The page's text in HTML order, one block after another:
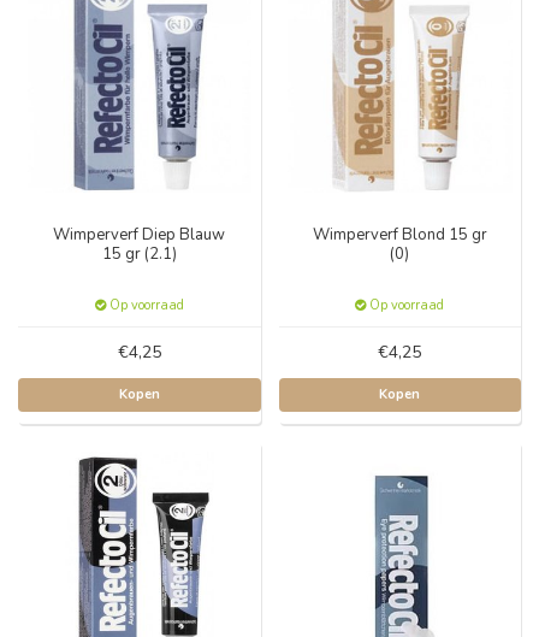
Wimperverf Diep Blauw
15 gr (2.1)
Op voorraad
€4,25
Kopen
Wimperverf Blond 15 gr
(0)
Op voorraad
€4,25
Kopen